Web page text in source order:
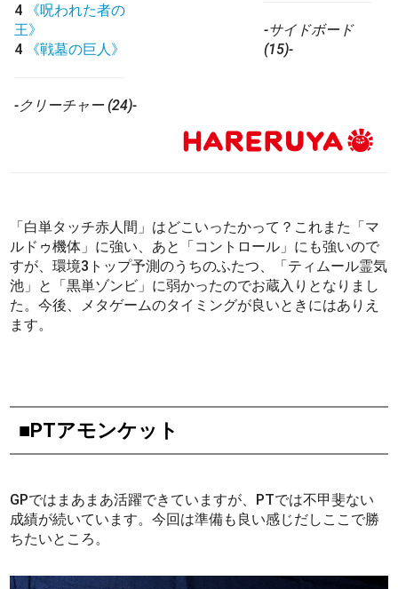
4
《呪われた者の
王》
4
《戦墓の巨人》
-クリーチャー (24)-
-サイドボード
(15)-
「白単タッチ赤人間」はどこいったかって？これまた「マ
ルドゥ機体」に強い、あと「コントロール」にも強いので
すが、環境3トップ予測のうちのふたつ、「ティムール霊気
池」と「黒単ゾンビ」に弱かったのでお蔵入りとなりまし
た。今後、メタゲームのタイミングが良いときにはありえ
ます。
■PTアモンケット
GPではまあまあ活躍できていますが、PTでは不甲斐ない
成績が続いています。今回は準備も良い感じだしここで勝
ちたいところ。